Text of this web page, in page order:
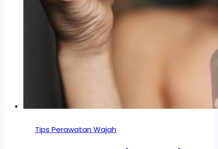
Tips Perawatan Wajah